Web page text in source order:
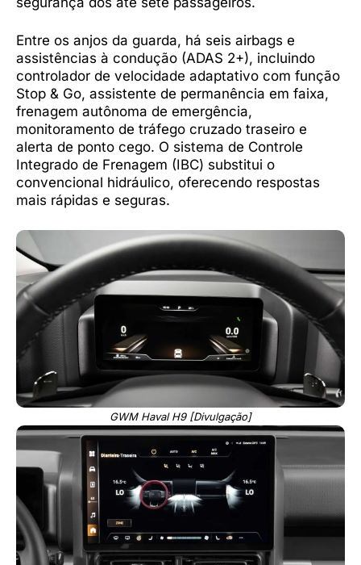
Entre os anjos da guarda, há seis airbags e
assistências à condução (ADAS 2+), incluindo
controlador de velocidade adaptativo com função
Stop & Go, assistente de permanência em faixa,
frenagem autônoma de emergência,
monitoramento de tráfego cruzado traseiro e
alerta de ponto cego. O sistema de Controle
Integrado de Frenagem (IBC) substitui o
convencional hidráulico, oferecendo respostas
mais rápidas e seguras.
GWM Haval H9 [Divulgação]